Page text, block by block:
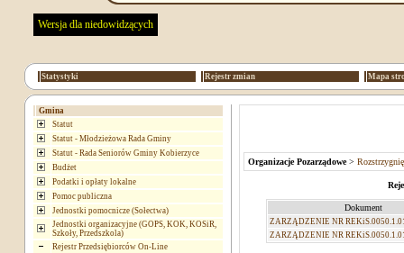
Wersja dla niedowidzących
Statystyki Rejestr zmian Mapa
Gmina
Statut
Statut - Młodzieżowa Rada Gminy
Statut - Rada Seniorów Gminy Kobierzyce
Budżet
Podatki i opłaty lokalne
Pomoc publiczna
Jednostki pomocnicze (Sołectwa)
Jednostki organizacyjne (GOPS, KOK, KOSiR,
Szkoły, Przedszkola)
Rejestr Przedsiębiorców On-Line
Organizacje Pozarządowe>
Dokument
ZARZĄDZENIE NR
ZARZĄDZENIE NR